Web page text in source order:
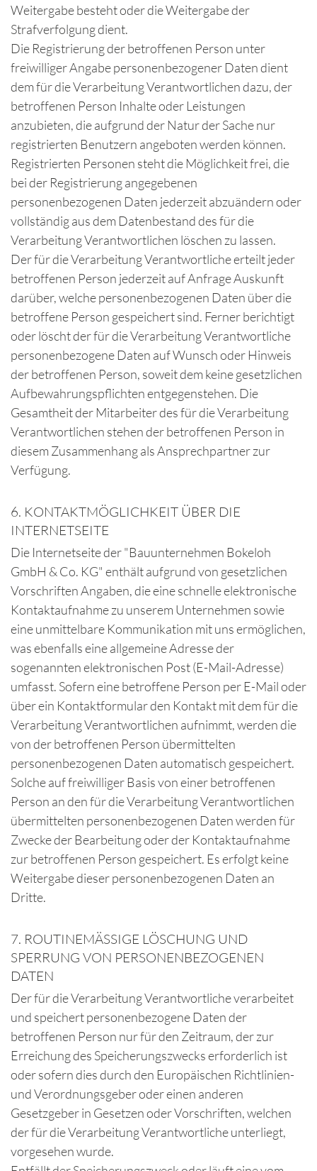
Weitergabe besteht oder die Weitergabe der
Strafverfolgung dient.
Die Registrierung der betroffenen Person unter
freiwilliger Angabe personenbezogener Daten dient
dem für die Verarbeitung Verantwortlichen dazu, der
betroffenen Person Inhalte oder Leistungen
anzubieten, die aufgrund der Natur der Sache nur
registrierten Benutzern angeboten werden können.
Registrierten Personen steht die Möglichkeit frei, die
bei der Registrierung angegebenen
personenbezogenen Daten jederzeit abzuändern oder
vollständig aus dem Datenbestand des für die
Verarbeitung Verantwortlichen löschen zu lassen.
Der für die Verarbeitung Verantwortliche erteilt jeder
betroffenen Person jederzeit auf Anfrage Auskunft
darüber, welche personenbezogenen Daten über die
betroffene Person gespeichert sind. Ferner berichtigt
oder löscht der für die Verarbeitung Verantwortliche
personenbezogene Daten auf Wunsch oder Hinweis
der betroffenen Person, soweit dem keine gesetzlichen
Aufbewahrungspflichten entgegenstehen. Die
Gesamtheit der Mitarbeiter des für die Verarbeitung
Verantwortlichen stehen der betroffenen Person in
diesem Zusammenhang als Ansprechpartner zur
Verfügung.
6. KONTAKTMÖGLICHKEIT ÜBER DIE
INTERNETSEITE
Die Internetseite der "Bauunternehmen Bokeloh
GmbH & Co. KG" enthält aufgrund von gesetzlichen
Vorschriften Angaben, die eine schnelle elektronische
Kontaktaufnahme zu unserem Unternehmen sowie
eine unmittelbare Kommunikation mit uns ermöglichen,
was ebenfalls eine allgemeine Adresse der
sogenannten elektronischen Post (E-Mail-Adresse)
umfasst. Sofern eine betroffene Person per E-Mail oder
über ein Kontaktformular den Kontakt mit dem für die
Verarbeitung Verantwortlichen aufnimmt, werden die
von der betroffenen Person übermittelten
personenbezogenen Daten automatisch gespeichert.
Solche auf freiwilliger Basis von einer betroffenen
Person an den für die Verarbeitung Verantwortlichen
übermittelten personenbezogenen Daten werden für
Zwecke der Bearbeitung oder der Kontaktaufnahme
zur betroffenen Person gespeichert. Es erfolgt keine
Weitergabe dieser personenbezogenen Daten an
Dritte.
7. ROUTINEMÄSSIGE LÖSCHUNG UND S
PERRUNG VON PERSONENBEZOGENEN D
ATEN
Der für die Verarbeitung Verantwortliche verarbeitet
und speichert personenbezogene Daten der
betroffenen Person nur für den Zeitraum, der zur
Erreichung des Speicherungszwecks erforderlich ist
oder sofern dies durch den Europäischen Richtlinien-
und Verordnungsgeber oder einen anderen
Gesetzgeber in Gesetzen oder Vorschriften, welchen
der für die Verarbeitung Verantwortliche unterliegt,
vorgesehen wurde.